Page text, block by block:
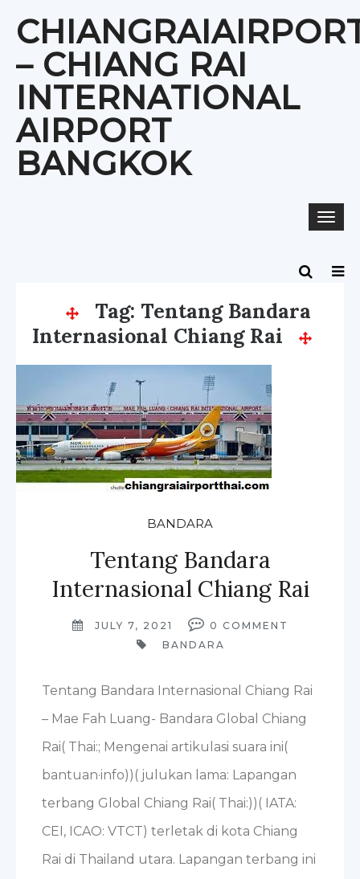
content
– CHIANG RAI
INTERNATIONAL
AIRPORT
BANGKOK
Tag: Tentang Bandara
Internasional Chiang Rai
BANDARA
Tentang Bandara
Internasional Chiang Rai
JULY 7, 2021 0 COMMENT
BANDARA
Tentang Bandara Internasional Chiang Rai
– Mae Fah Luang- Bandara Global Chiang
Rai( Thai:; Mengenai artikulasi suara ini(
bantuan·info))( julukan lama: Lapangan
terbang Global Chiang Rai( Thai:))( IATA:
CEI, ICAO: VTCT) terletak di kota Chiang
Rai di Thailand utara. Lapangan terbang ini